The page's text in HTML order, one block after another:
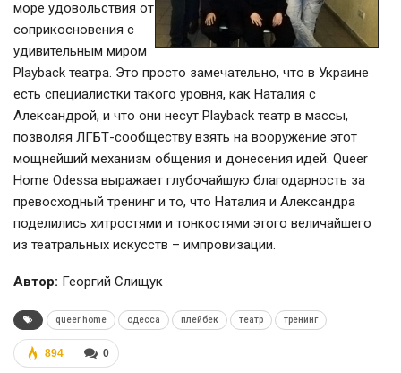
море удовольствия от
соприкосновения с
удивительным миром
Playback театра. Это просто замечательно, что в Украине
есть специалистки такого уровня, как Наталия с
Александрой, и что они несут Playback театр в массы,
позволяя ЛГБТ-сообществу взять на вооружение этот
мощнейший механизм общения и донесения идей. Queer
Home Odessa выражает глубочайшую благодарность за
превосходный тренинг и то, что Наталия и Александра
поделились хитростями и тонкостями этого величайшего
из театральных искусств – импровизации.
Автор: Георгий Слищук
queer home одесса плейбек театр тренинг
0
894